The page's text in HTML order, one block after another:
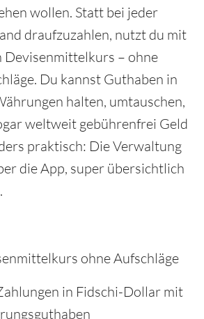
wollen. Statt bei jeder
draufzuzahlen, nutzt du mit
Devisenmittelkurs – ohne
Du kannst Guthaben in
halten, umtauschen,
weltweit gebührenfrei Geld
praktisch: Die Verwaltung
die App, super übersichtlich
ohne Aufschläge
in Fidschi-Dollar mit